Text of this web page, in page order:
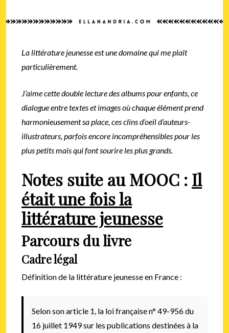
La littérature jeunesse est une domaine qui me plaît
particulièrement.
J’aime cette double lecture des albums pour enfants, ce
dialogue entre textes et images où chaque élément prend
harmonieusement sa place, ces clins d’oeil d’auteurs-
illustrateurs, parfois encore incompréhensibles pour les
plus petits mais qui font sourire les plus grands.
Notes suite au MOOC : Il
était une fois la
littérature jeunesse
Parcours du livre
Cadre légal
Définition de la littérature jeunesse en France :
Selon son article 1, la loi française n° 49-956 du
16 juillet 1949 sur les publications destinées à la